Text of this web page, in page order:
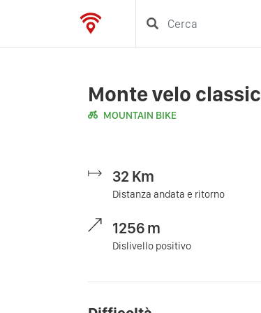
Monte velo classic
MOUNTAIN BIKE
32 Km
Distanza andata e ritorno
1256m
Dislivello positivo